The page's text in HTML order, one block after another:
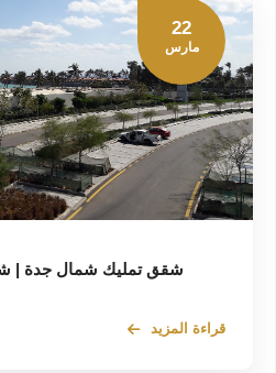
22
مارس
شقق تمليك شمال جدة |
قراءة المزيد